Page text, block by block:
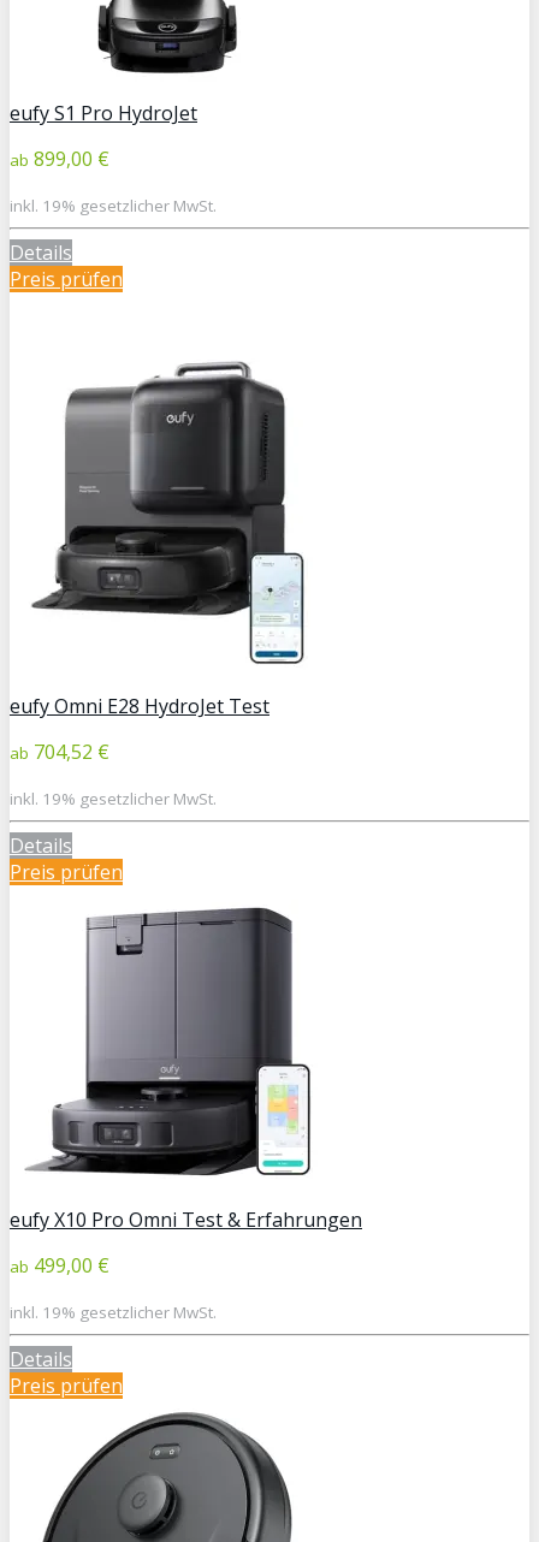
eufy S1 Pro HydroJet
ab 899,00 €
inkl. 19% gesetzlicher MwSt.
Details
Preis prüfen
eufy Omni E28 HydroJet Test
ab 704,52 €
inkl. 19% gesetzlicher MwSt.
Details
Preis prüfen
eufy X10 Pro Omni Test & Erfahrungen
ab 499,00 €
inkl. 19% gesetzlicher MwSt.
Details
Preis prüfen